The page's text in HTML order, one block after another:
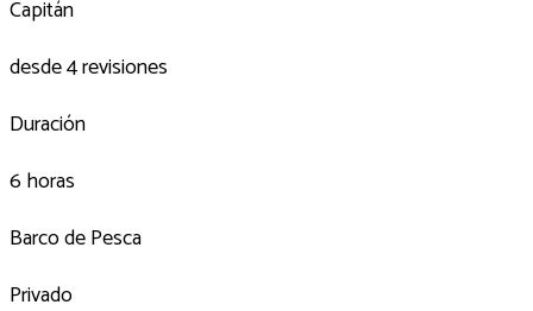
Capitán
desde 4 revisiones
Duración
6 horas
Barco de Pesca
Privado